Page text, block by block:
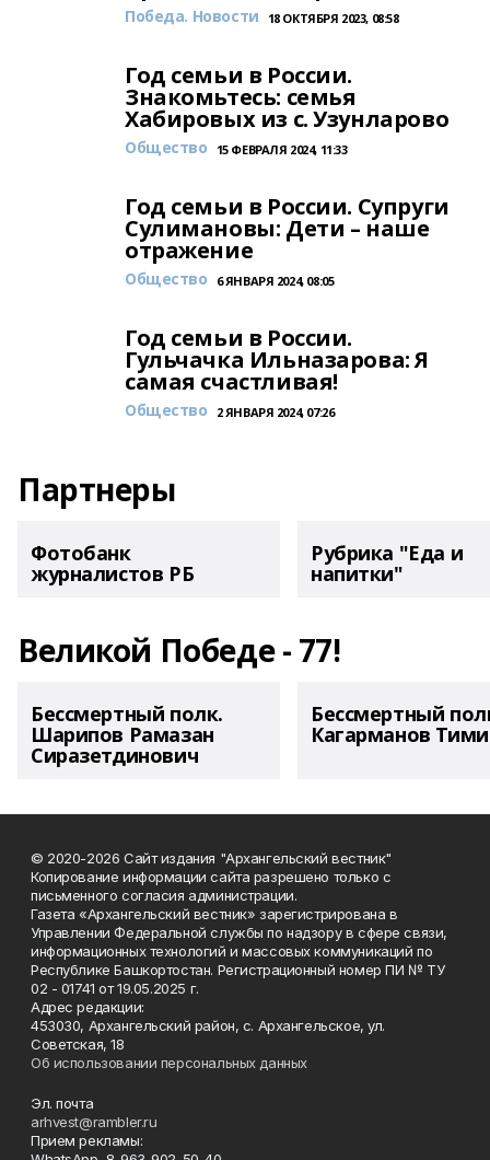
Победа. Новости 18 ОКТЯБРЯ 2023, 08:58
Год семьи в России.
Знакомьтесь: семья
Хабировых из с. Узунларово
Общество 15 ФЕВРАЛЯ 2024, 11:33
Год семьи в России. Супруги
Сулимановы: Дети – наше
отражение
Общество 6 ЯНВАРЯ 2024, 08:05
Год семьи в России.
Гульчачка Ильназарова: Я
самая счастливая!
Общество 2 ЯНВАРЯ 2024, 07:26
Партнеры
Фотобанк
журналистов РБ
Рубрика "Еда и
напитки"
Великой Победе - 77!
Бессмертный полк.
Шарипов Рамазан
Сиразетдинович
Бессмертный
Кагарманов
© 2020-2026 Сайт издания "Архангельский вестник"
Копирование информации сайта разрешено только с
письменного согласия администрации.
Газета «Архангельский вестник» зарегистрирована в
Управлении Федеральной службы по надзору в сфере связи,
информационных технологий и массовых коммуникаций по
Республике Башкортостан. Регистрационный номер ПИ № ТУ
02 - 01741 от 19.05.2025 г.
Адрес редакции:
453030, Архангельский район, с. Архангельское, ул.
Советская, 18
Об использовании персональных данных
Эл. почта
arhvest@rambler.ru
Прием рекламы: